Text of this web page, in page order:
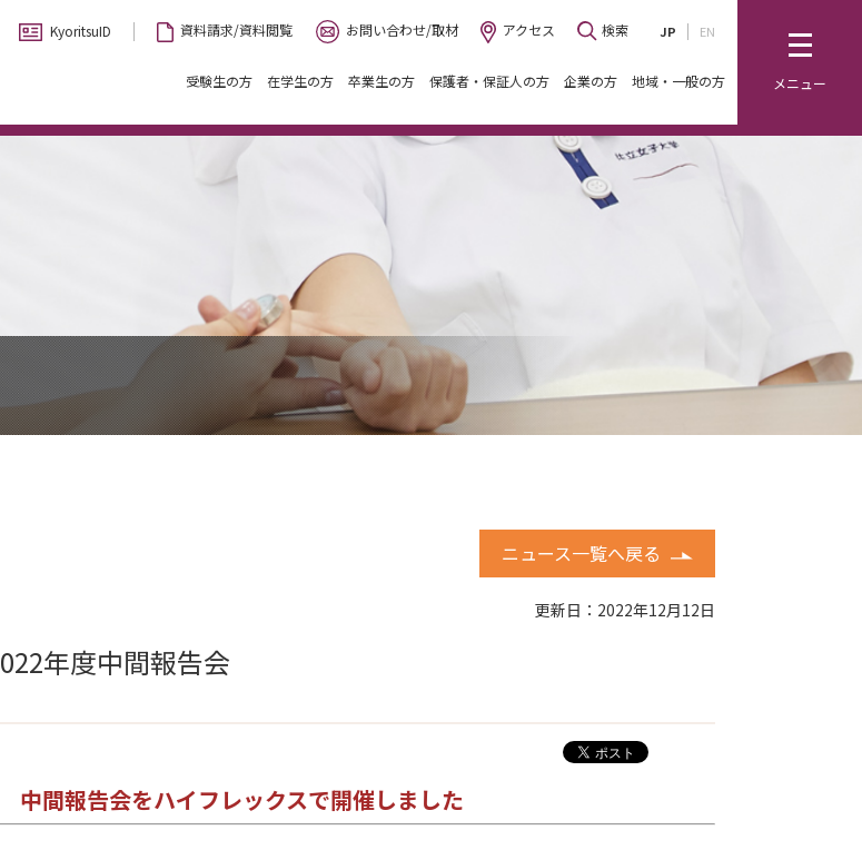
メニュー
検索 JP EN
KyoritsuID 資料請求/資料閲覧 お問い合わせ/取材 アクセス
受験生の方 在学生の方 卒業生の方 保護者・保証人の方 企業の方 地域・一般の方
ニュース一覧へ戻る
更新日：2022年12月12日
年度中間報告会
間報告会をハイフレックスで開催しました